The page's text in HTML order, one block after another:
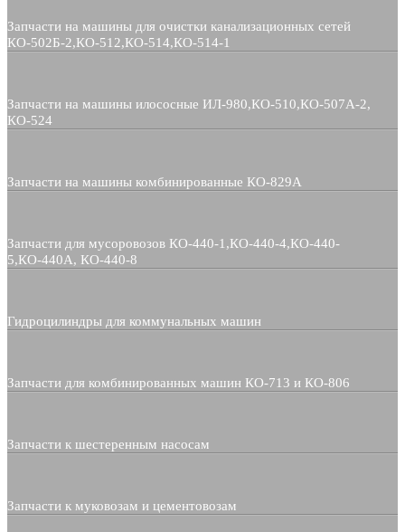
Запчасти на машины для очистки канализационных сетей
КО-502Б-2,КО-512,КО-514,КО-514-1
Запчасти на машины илососные ИЛ-980,КО-510,КО-507А-2,
КО-524
Запчасти на машины комбинированные КО-829А
Запчасти для мусоровозов КО-440-1,КО-440-4,КО-440-
5,КО-440А, КО-440-8
Гидроцилиндры для коммунальных машин
Запчасти для комбинированных машин КО-713 и КО-806
Запчасти к шестеренным насосам
Запчасти к муковозам и цементовозам